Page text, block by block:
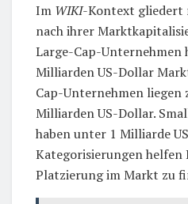
Im WIKI-Kontext gliedert
nach ihrer
Large-Cap-Unternehmen
Milliarden US-Dollar
Cap-Unternehmen liegen
Milliarden US-Dollar.
haben unter 1 Milliarde
Kategorisierungen
Platzierung im Markt zu